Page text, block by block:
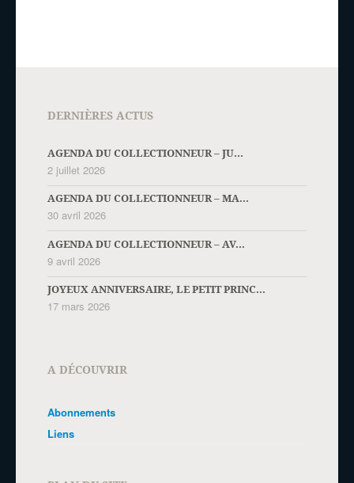
DERNIÈRES ACTUS
AGENDA DU COLLECTIONNEUR – JU...
2 juillet 2026
AGENDA DU COLLECTIONNEUR – MA...
30 avril 2026
AGENDA DU COLLECTIONNEUR – AV...
9 avril 2026
JOYEUX ANNIVERSAIRE, LE PETIT PRINC...
17 mars 2026
A DÉCOUVRIR
Abonnements
Liens